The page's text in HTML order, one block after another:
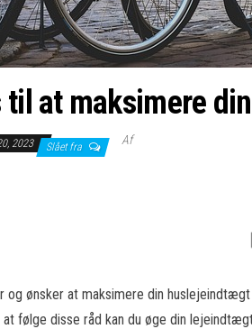
til at maksimere
2023 Slået fra Af
og ønsker at maksimere din
at følge disse råd kan du øge din